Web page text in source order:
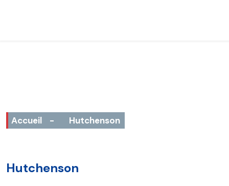
Accueil - Hutchenson
Hutchenson